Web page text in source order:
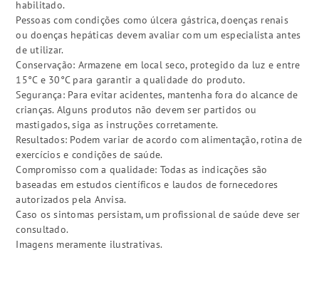
habilitado.
Pessoas com condições como úlcera gástrica, doenças renais
ou doenças hepáticas devem avaliar com um especialista antes
de utilizar.
Conservação: Armazene em local seco, protegido da luz e entre
15°C e 30°C para garantir a qualidade do produto.
Segurança: Para evitar acidentes, mantenha fora do alcance de
crianças. Alguns produtos não devem ser partidos ou
mastigados, siga as instruções corretamente.
Resultados: Podem variar de acordo com alimentação, rotina de
exercícios e condições de saúde.
Compromisso com a qualidade: Todas as indicações são
baseadas em estudos científicos e laudos de fornecedores
autorizados pela Anvisa.
Caso os sintomas persistam, um profissional de saúde deve ser
consultado.
Imagens meramente ilustrativas.